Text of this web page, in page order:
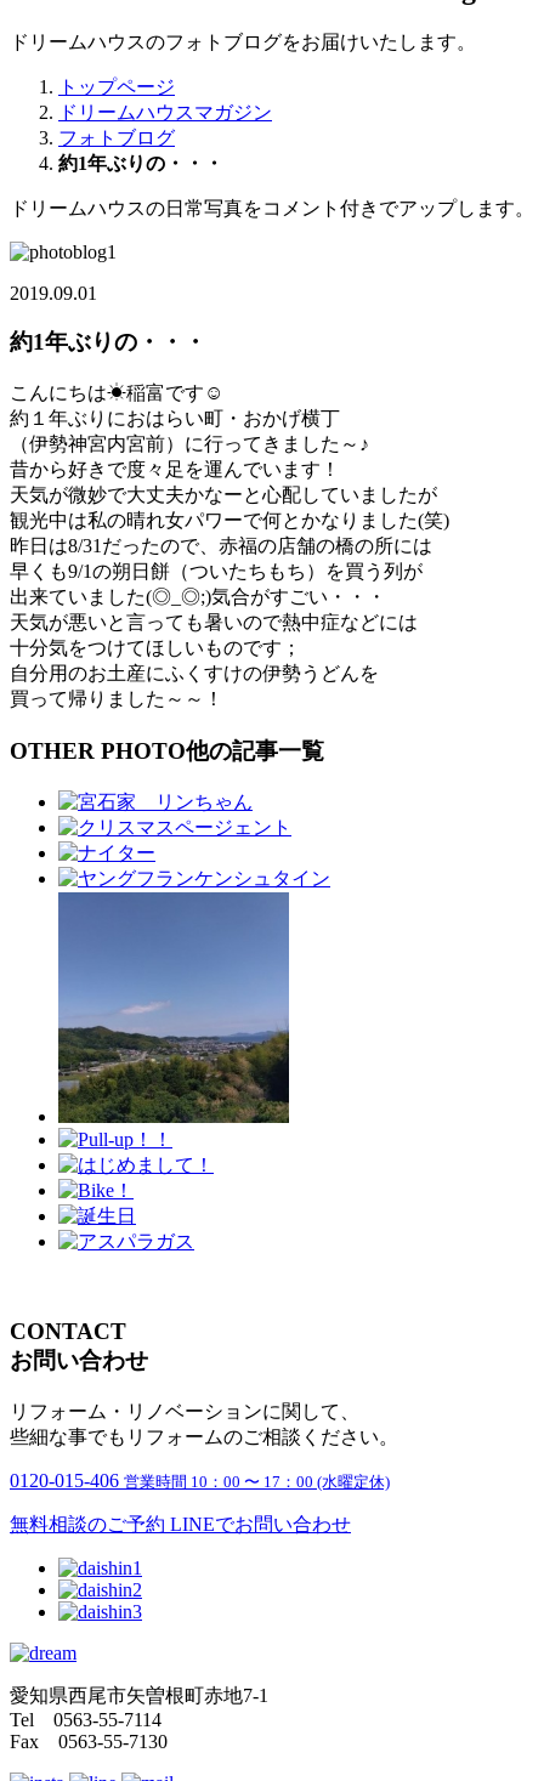
ドリームハウスのフォトブログをお届けいたします。
トップページ
ドリームハウスマガジン
フォトブログ
約1年ぶりの・・・
ドリームハウスの日常写真をコメント付きでアップします。
2019.09.01
約1年ぶりの・・・
こんにちは☀稲富です☺
約１年ぶりにおはらい町・おかげ横丁
（伊勢神宮内宮前）に行ってきました～♪
昔から好きで度々足を運んでいます！
天気が微妙で大丈夫かなーと心配していましたが
観光中は私の晴れ女パワーで何とかなりました(笑)
昨日は8/31だったので、赤福の店舗の橋の所には
早くも9/1の朔日餅（ついたちもち）を買う列が
出来ていました(◎_◎;)気合がすごい・・・
天気が悪いと言っても暑いので熱中症などには
十分気をつけてほしいものです；
自分用のお土産にふくすけの伊勢うどんを
買って帰りました～～！
OTHER PHOTO他の記事一覧
CONTACT
お問い合わせ
リフォーム・リノベーションに関して、
些細な事でもリフォームのご相談ください。
0120-015-406 営業時間 10：00 〜 17：00 (水曜定休)
無料相談のご予約 LINEでお問い合わせ
愛知県西尾市矢曽根町赤地7-1
Tel 0563-55-7114
Fax 0563-55-7130